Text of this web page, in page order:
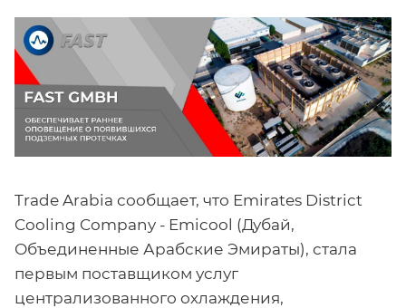
Trade Arabia сообщает, что Emirates District
Cooling Company - Emicool (Дубай,
Объединенные Арабские Эмираты), стала
первым поставщиком услуг
централизованного охлаждения,